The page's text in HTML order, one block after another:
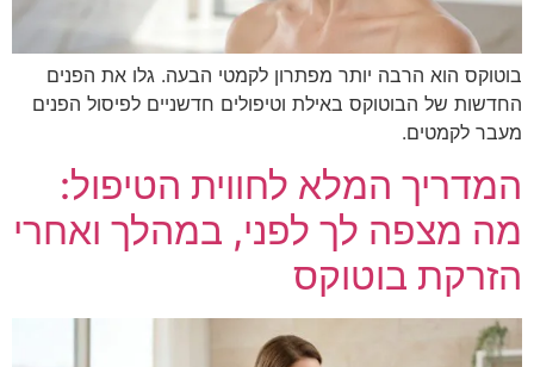
בוטוקס הוא הרבה יותר מפתרון לקמטי הבעה. גלו את הפנים
החדשות של הבוטוקס באילת וטיפולים חדשניים לפיסול הפנים
מעבר לקמטים.
המדריך המלא לחווית הטיפול:
מה מצפה לך לפני, במהלך ואחרי
הזרקת בוטוקס